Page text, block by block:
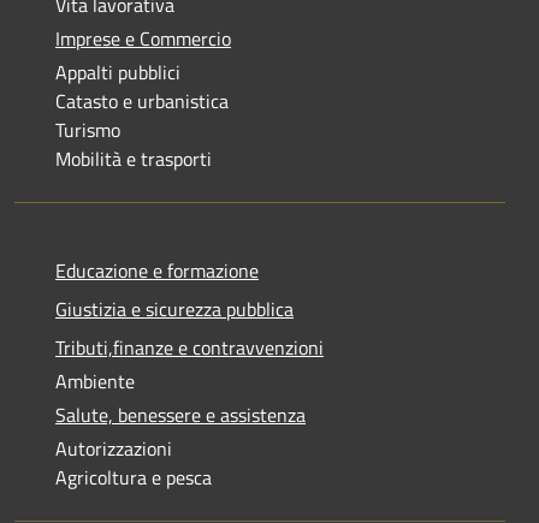
Imprese e Commercio
Appalti pubblici
Catasto e urbanistica
Turismo
Mobilità e trasporti
Educazione e formazione
Giustizia e sicurezza pubblica
Tributi,finanze e contravvenzioni
Ambiente
Salute, benessere e assistenza
Autorizzazioni
Agricoltura e pesca